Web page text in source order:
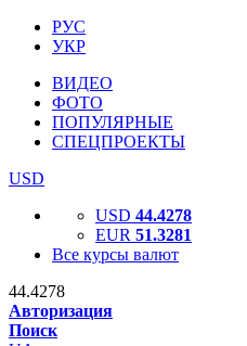
РУС
УКР
ВИДЕО
ФОТО
ПОПУЛЯРНЫЕ
СПЕЦПРОЕКТЫ
USD
USD 44.4278
EUR 51.3281
Все курсы валют
44.4278
Авторизация
Поиск